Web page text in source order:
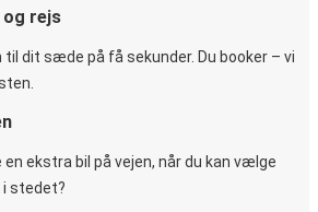
rejs
til dit sæde på få sekunder. Du booker – vi
en ekstra bil på vejen, når du kan vælge
i stedet?